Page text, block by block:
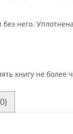
него.
книгу не более